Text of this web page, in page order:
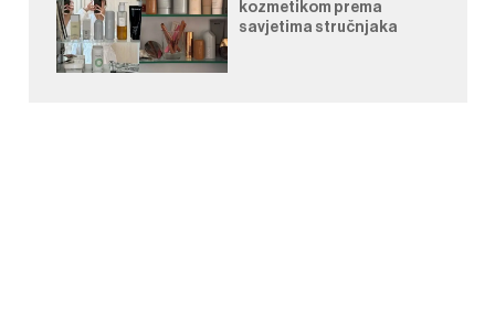
kozmetikom prema
savjetima stručnjaka